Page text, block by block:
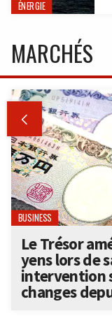
ÉNERGIE
MARCHÉS

BUSINESS
Le Trésor
yens lors de
intervention
changes